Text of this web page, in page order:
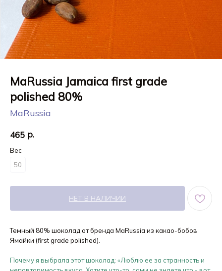
MaRussia Jamaica first grade
polished 80%
MaRussia
465 р.
Вес
50
НЕТ В НАЛИЧИИ
Темный 80% шоколад от бренда MaRussia из какао-бобов
Ямайки (first grade polished).
Почему я выбрала этот шоколад: «Люблю ее за странность и